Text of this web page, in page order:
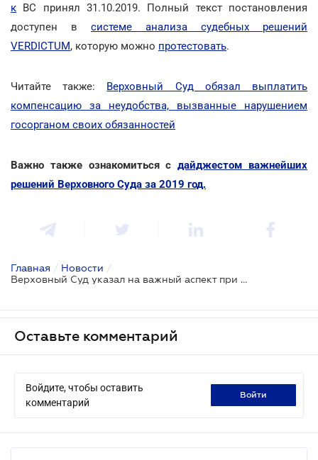
к ВС принял 31.10.2019. Полный текст постановления
доступен в системе анализа судебных решений
VERDICTUM, которую можно протестовать.
Читайте также: Верховный Суд обязал выплатить
компенсацию за неудобства, вызванные нарушением
госорганом своих обязанностей
Важно также ознакомиться сдайджестом важнейших
решений Верховного Суда за 2019 год.
Главная / Новости /
Верховный Суд указал на важный аспект при проведении обыска арендованной квартиры
Оставьте комментарий
Войдите, чтобы оставить
комментарий
войти